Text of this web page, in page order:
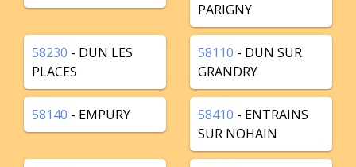
PARIGNY
58230 - DUN LES
PLACES
58110 - DUN SUR
GRANDRY
58140 - EMPURY 58410 - ENTRAINS
SUR NOHAIN